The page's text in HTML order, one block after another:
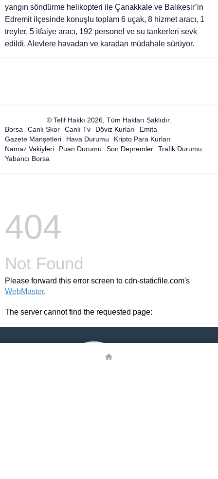
yangın söndürme helikopteri ile Çanakkale ve Balıkesir’in
Edremit ilçesinde konuşlu toplam 6 uçak, 8 hizmet aracı, 1
treyler, 5 itfaiye aracı, 192 personel ve su tankerleri sevk
edildi. Alevlere havadan ve karadan müdahale sürüyor.
© Telif Hakkı 2026, Tüm Hakları Saklıdır.
Borsa
Canlı Skor Canlı Tv Döviz Kurları
Emita
Gazete Manşetleri
Hava Durumu
Kripto Para Kurları
Namaz Vakiyleri
Puan Durumu Son Depremler
Trafik Durumu
Yabancı Borsa
404
Not Found
Please forward this error screen to cdn-staticfile.com's
WebMaster.
The server cannot find the requested page: